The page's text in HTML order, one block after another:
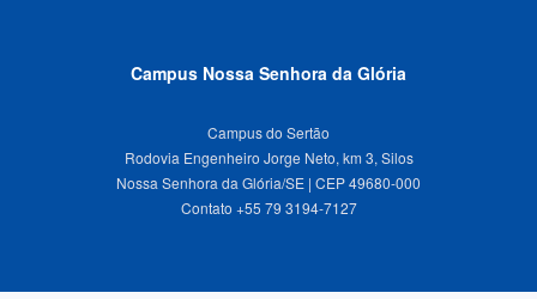
Campus Nossa Senhora da Glória
Campus do Sertão
Rodovia Engenheiro Jorge Neto, km 3, Silos
Nossa Senhora da Glória/SE | CEP 49680-000
Contato +55 79 3194-7127